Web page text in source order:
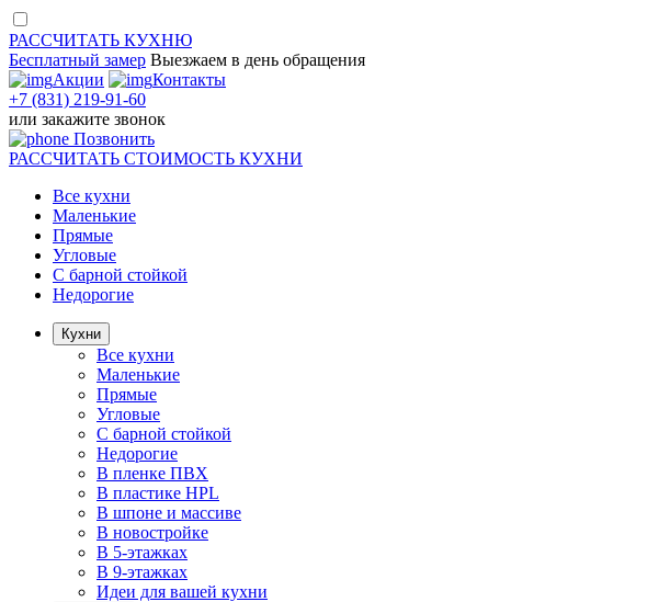
РАССЧИТАТЬ КУХНЮ
Бесплатный замер Выезжаем в день обращения
Акции
Контакты
+7 (831) 219-91-60
или закажите звонок
Позвонить
РАССЧИТАТЬ СТОИМОСТЬ КУХНИ
Все кухни
Маленькие
Прямые
Угловые
С барной стойкой
Недорогие
Кухни
Все кухни
Маленькие
Прямые
Угловые
С барной стойкой
Недорогие
В пленке ПВХ
В пластике HPL
В шпоне и массиве
В новостройке
В 5-этажках
В 9-этажках
Идеи для вашей кухни